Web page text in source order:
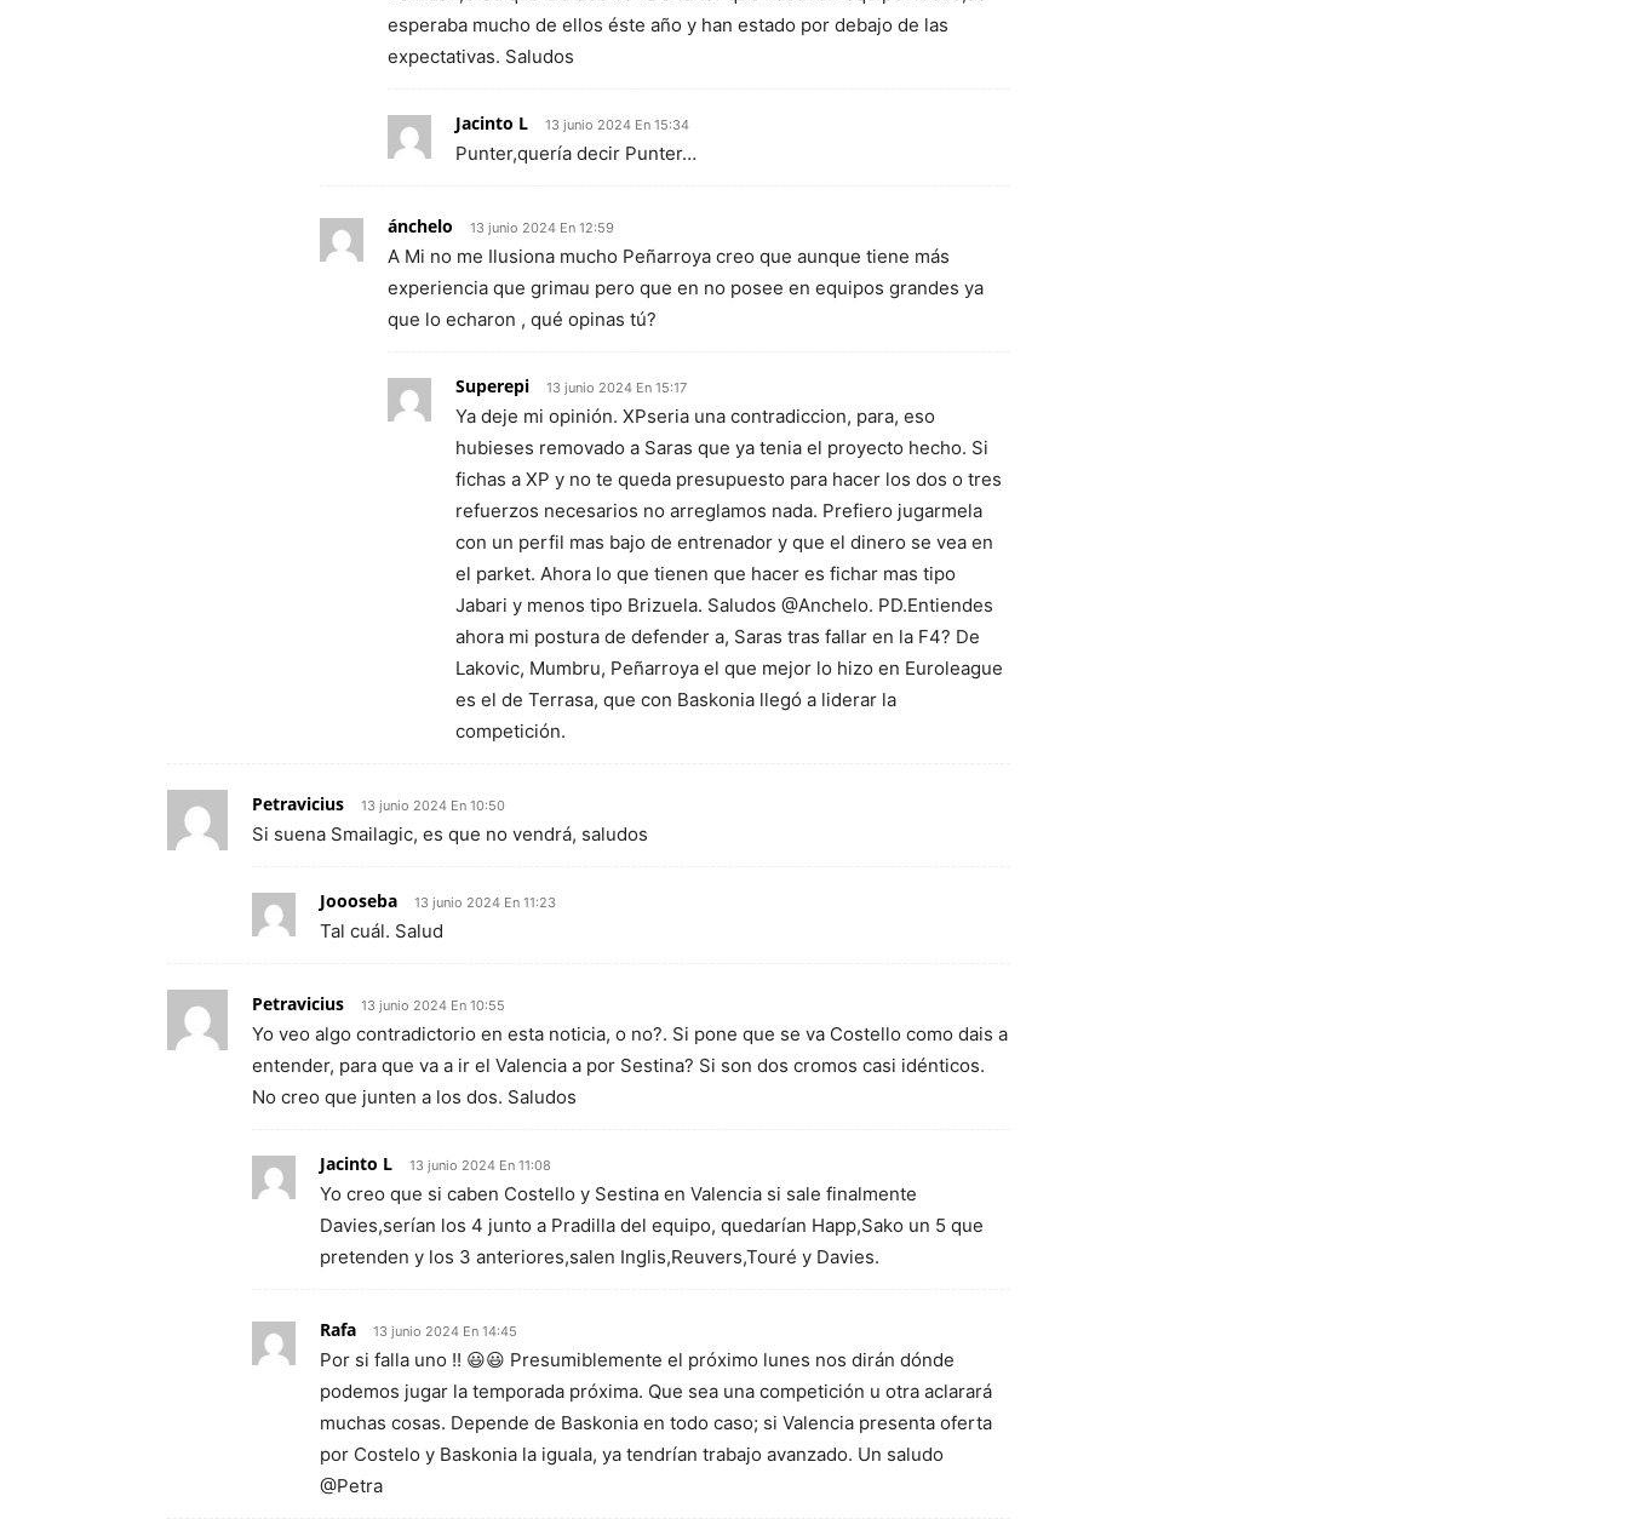
esperaba mucho de ellos éste año y han estado por debajo de las
expectativas. Saludos
Jacinto L 13 junio 2024 En 15:34
Punter,quería decir Punter…
ánchelo 13 junio 2024 En 12:59
A Mi no me Ilusiona mucho Peñarroya creo que aunque tiene más
experiencia que grimau pero que en no posee en equipos grandes ya
que lo echaron , qué opinas tú?
Superepi 13 junio 2024 En 15:17
Ya deje mi opinión. XPseria una contradiccion, para, eso
hubieses removado a Saras que ya tenia el proyecto hecho. Si
fichas a XP y no te queda presupuesto para hacer los dos o tres
refuerzos necesarios no arreglamos nada. Prefiero jugarmela
con un perfil mas bajo de entrenador y que el dinero se vea en
el parket. Ahora lo que tienen que hacer es fichar mas tipo
Jabari y menos tipo Brizuela. Saludos @Anchelo. PD.Entiendes
ahora mi postura de defender a, Saras tras fallar en la F4? De
Lakovic, Mumbru, Peñarroya el que mejor lo hizo en Euroleague
es el de Terrasa, que con Baskonia llegó a liderar la
competición.
Petravicius 13 junio 2024 En 10:50
Si suena Smailagic, es que no vendrá, saludos
Joooseba 13 junio 2024 En 11:23
Tal cuál. Salud
Petravicius 13 junio 2024 En 10:55
Yo veo algo contradictorio en esta noticia, o no?. Si pone que se va Costello como dais a
entender, para que va a ir el Valencia a por Sestina? Si son dos cromos casi idénticos.
No creo que junten a los dos. Saludos
Jacinto L 13 junio 2024 En 11:08
Yo creo que si caben Costello y Sestina en Valencia si sale finalmente
Davies,serían los 4 junto a Pradilla del equipo, quedarían Happ,Sako un 5 que
pretenden y los 3 anteriores,salen Inglis,Reuvers,Touré y Davies.
Rafa 13 junio 2024 En 14:45
Por si falla uno !! 😃😃 Presumiblemente el próximo lunes nos dirán dónde
podemos jugar la temporada próxima. Que sea una competición u otra aclarará
muchas cosas. Depende de Baskonia en todo caso; si Valencia presenta oferta
por Costelo y Baskonia la iguala, ya tendrían trabajo avanzado. Un saludo
@Petra